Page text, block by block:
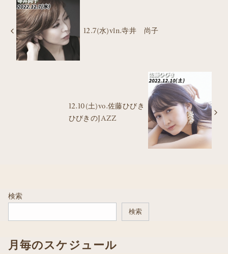
12.7(水)vln.寺井 尚子
12.10(土)vo.佐藤ひびき
ひびきのJAZZ
検索
検索
月毎のスケジュール